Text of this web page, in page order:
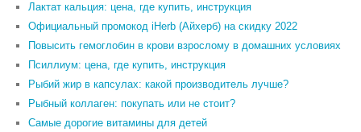
Лактат кальция: цена, где купить, инструкция
Официальный промокод iHerb (Айхерб) на скидку 2022
Повысить гемоглобин в крови взрослому в домашних условиях
Псиллиум: цена, где купить, инструкция
Рыбий жир в капсулах: какой производитель лучше?
Рыбный коллаген: покупать или не стоит?
Самые дорогие витамины для детей